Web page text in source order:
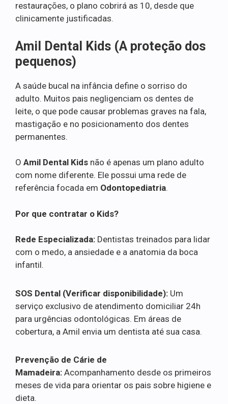
restaurações, o plano cobrirá as 10, desde que
clinicamente justificadas.
Amil Dental Kids (A proteção dos
pequenos)
A saúde bucal na infância define o sorriso do
adulto. Muitos pais negligenciam os dentes de
leite, o que pode causar problemas graves na fala,
mastigação e no posicionamento dos dentes
permanentes.
O Amil Dental Kids não é apenas um plano adulto
com nome diferente. Ele possui uma rede de
referência focada em Odontopediatria.
Por que contratar o Kids?
Rede Especializada: Dentistas treinados para lidar
com o medo, a ansiedade e a anatomia da boca
infantil.
SOS Dental (Verificar disponibilidade): Um
serviço exclusivo de atendimento domiciliar 24h
para urgências odontológicas. Em áreas de
cobertura, a Amil envia um dentista até sua casa.
Prevenção de Cárie de
Mamadeira: Acompanhamento desde os primeiros
meses de vida para orientar os pais sobre higiene e
dieta.